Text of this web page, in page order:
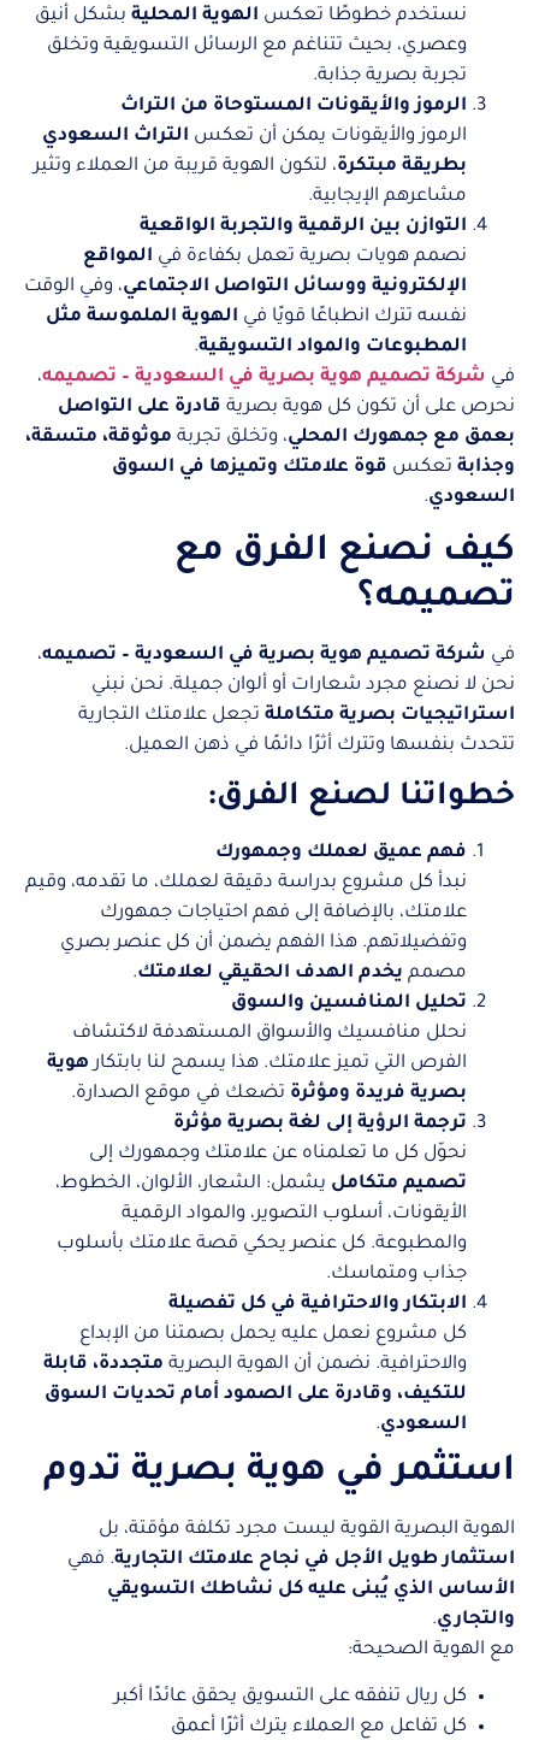
نستخدم خطوطًا تعكس الهوية المحلية بشكل أنيق
وعصري، بحيث تتناغم مع الرسائل التسويقية وتخلق
تجربة بصرية جذابة.
الرموز والأيقونات المستوحاة من التراث
الرموز والأيقونات يمكن أن تعكس التراث السعودي
بطريقة مبتكرة، لتكون الهوية قريبة من العملاء وتثير
مشاعرهم الإيجابية.
التوازن بين الرقمية والتجربة الواقعية
نصمم هويات بصرية تعمل بكفاءة في المواقع
الإلكترونية ووسائل التواصل الاجتماعي، وفي الوقت
نفسه تترك انطباعًا قويًا في الهوية الملموسة مثل
المطبوعات والمواد التسويقية.
في شركة تصميم هوية بصرية في السعودية – تصميمه،
نحرص على أن تكون كل هوية بصرية قادرة على التواصل
بعمق مع جمهورك المحلي، وتخلق تجربة موثوقة، متسقة،
وجذابة تعكس قوة علامتك وتميزها في السوق
السعودي.
كيف نصنع الفرق مع
تصميمه؟
في شركة تصميم هوية بصرية في السعودية – تصميمه،
نحن لا نصنع مجرد شعارات أو ألوان جميلة. نحن نبني
استراتيجيات بصرية متكاملة تجعل علامتك التجارية
تتحدث بنفسها وتترك أثرًا دائمًا في ذهن العميل.
خطواتنا لصنع الفرق:
فهم عميق لعملك وجمهورك
نبدأ كل مشروع بدراسة دقيقة لعملك، ما تقدمه، وقيم
علامتك، بالإضافة إلى فهم احتياجات جمهورك
وتفضيلاتهم. هذا الفهم يضمن أن كل عنصر بصري
مصمم يخدم الهدف الحقيقي لعلامتك.
تحليل المنافسين والسوق
نحلل منافسيك والأسواق المستهدفة لاكتشاف
الفرص التي تميز علامتك. هذا يسمح لنا بابتكار هوية
بصرية فريدة ومؤثرة تضعك في موقع الصدارة.
ترجمة الرؤية إلى لغة بصرية مؤثرة
نحوّل كل ما تعلمناه عن علامتك وجمهورك إلى
تصميم متكامل يشمل: الشعار، الألوان، الخطوط،
الأيقونات، أسلوب التصوير، والمواد الرقمية
والمطبوعة. كل عنصر يحكي قصة علامتك بأسلوب
جذاب ومتماسك.
الابتكار والاحترافية في كل تفصيلة
كل مشروع نعمل عليه يحمل بصمتنا من الإبداع
والاحترافية. نضمن أن الهوية البصرية متجددة، قابلة
للتكيف، وقادرة على الصمود أمام تحديات السوق
السعودي.
استثمر في هوية بصرية تدوم
الهوية البصرية القوية ليست مجرد تكلفة مؤقتة، بل
استثمار طويل الأجل في نجاح علامتك التجارية. فهي
الأساس الذي يُبنى عليه كل نشاطك التسويقي
والتجاري.
مع الهوية الصحيحة:
كل ريال تنفقه على التسويق يحقق عائدًا أكبر
كل تفاعل مع العملاء يترك أثرًا أعمق